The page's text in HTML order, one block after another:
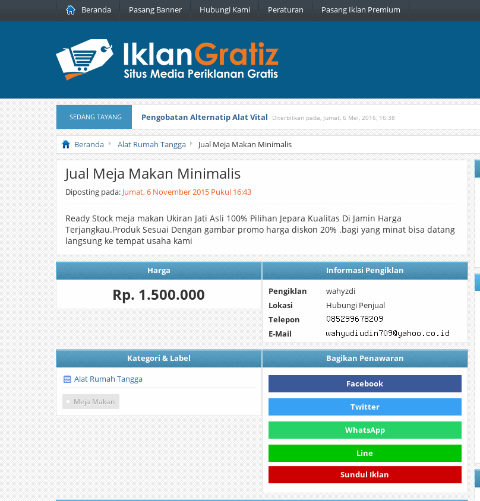
Beranda Pasang Banner Hubungi Kami Peraturan Pasang Iklan Premium
SEDANG TAYANG Pengobatan Alternatip Alat Vital Diterbitkan pada, Jumat, 6 Mei, 2016, 16:38
Pita Cantik Pesona Diterbitkan pada, Kamis, 16 Februari, 2017, 21:34
Beranda Alat Rumah Tangga Jual Meja Makan Minimalis
Jual Meja Makan Minimalis
Diposting pada: Jumat, 6 November 2015 Pukul 16:43
Ready Stock meja makan Ukiran Jati Asli 100% Pilihan Jepara Kualitas Di Jamin Harga
Terjangkau.Produk Sesuai Dengan gambar promo harga diskon 20% .bagi yang minat bisa datang
langsung ke tempat usaha kami
Harga
Rp. 1.500.000
Informasi Pengiklan
Pengiklan
wahyzdi
Lokasi
Hubungi Penjual
Telepon
E-Mail
Kategori & Label
Alat Rumah Tangga
Meja Makan
Bagikan Penawaran
Facebook
Twitter
WhatsApp
Line
Sundul Iklan